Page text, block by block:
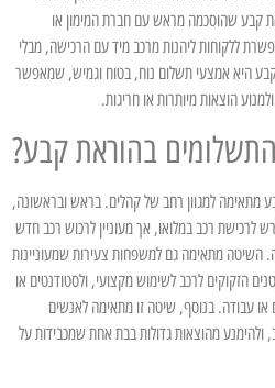
קבע שהוסכמה מראש עם חברת המימון או
ללקוחות ליהנות מרכב מיד עם הרכישה, מבלי
היא אמצעי תשלום נוח, בטוח וגמיש, שמאפשר
הוצאות מיותרות או חריגות.
בהוראת קבע?
מתאימה למגוון רחב של קהלים. בראש ובראשונה,
לרכישת רכב במלואו, אך מעוניין לרכוש רכב חדש
השיטה מתאימה גם למשפחות צעירות שמעוניינות
הזקוקים לרכב לשימוש מקצועי, ולסטודנטים או
או עבודה. בנוסף, שיטה זו מתאימה לאנשים
ולהימנע מהוצאות גדולות בבת אחת שמכבידות על